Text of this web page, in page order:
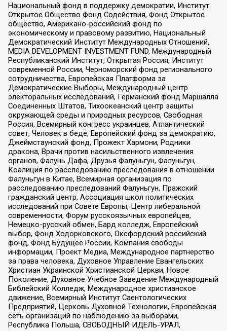
Национальный фонд в поддержку демократии, Институт
Открытое Общество Фонд Содействия, Фонд Открытое
общество, Американо-российский фонд по
экономическому и правовому развитию, Национальный
Демократический Институт Международных Отношений,
MEDIA DEVELOPMENT INVESTMENT FUND, Международный
Республиканский Институт, Открытая Россия, Институт
современной России, Черноморский фонд регионального
сотрудничества, Европейская Платформа за
Демократические Выборы, Международный центр
электоральных исследований, Германский фонд Маршалла
Соединенных Штатов, Тихоокеанский центр защиты
окружающей среды и природных ресурсов, Свободная
Россия, Всемирный конгресс украинцев, Атлантический
совет, Человек в беде, Европейский фонд за демократию,
Джеймстаунский фонд, Прожект Хармони, Родники
дракона, Врачи против насильственного извлечения
органов, Фалунь Дафа, Друзья Фалуньгун, Фалуньгун,
Коалиция по расследованию преследования в отношении
Фалуньгун в Китае, Всемирная организация по
расследованию преследований Фалуньгун, Пражский
гражданский центр, Ассоциация школ политических
исследований при Совете Европы, Центр либеральной
современности, Форум русскоязычных европейцев,
Немецко-русский обмен, Бард колледж, Европейский
выбор, Фонд Ходорковского, Оксфордский российский
фонд, Фонд Будущее России, Компания свободы
информации, Проект Медиа, Международное партнерство
за права человека, Духовное Управление Евангельских
Христиан Украинской Христианской Церкви, Новое
Поколение, Духовное Учебное Заведение Международный
Библейский Колледж, Международное христианское
движение, Всемирный Институт Саентологических
Предприятий, Церковь Духовной Технологии, Европейская
сеть организаций по наблюдению за выборами,
Республика Польша, СВОБОДНЫЙ ИДЕЛЬ-УРАЛ,